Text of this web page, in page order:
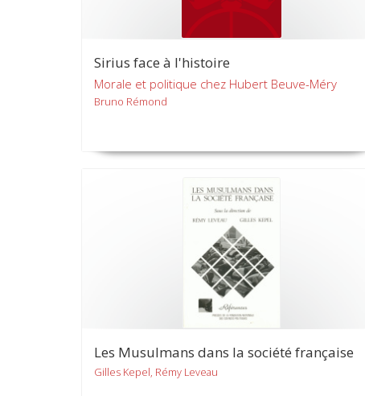
Sirius face à l'histoire
Morale et politique chez Hubert Beuve-Méry
Bruno Rémond
Les Musulmans dans la société française
Gilles Kepel, Rémy Leveau